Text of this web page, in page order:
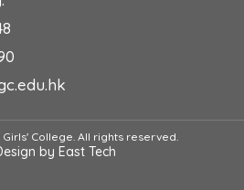
Girls' College. All rights reserved.
by East Tech